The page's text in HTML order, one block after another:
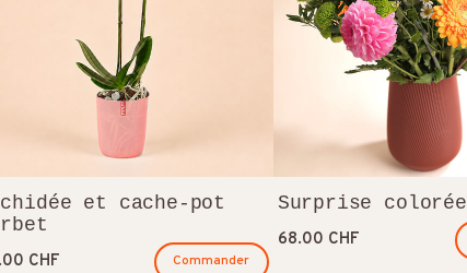
et cache-pot
CHF Commander
Surprise colorée
68.00 CHF